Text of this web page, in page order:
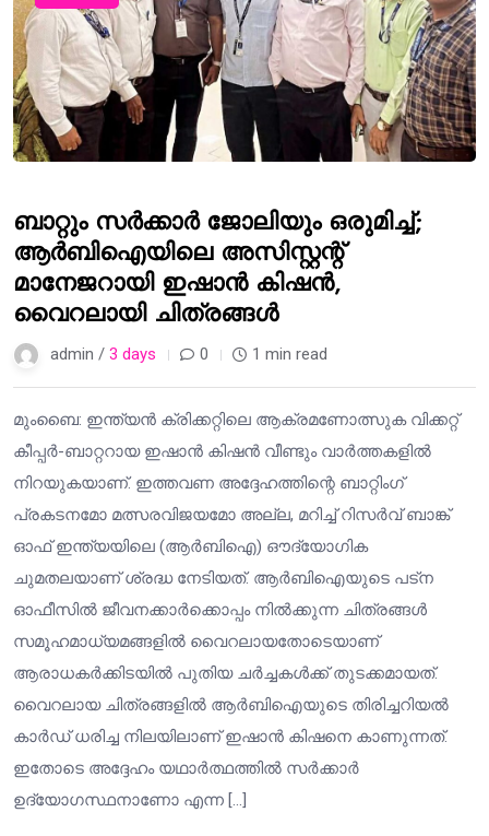
ബാറ്റും സർക്കാർ ജോലിയും ഒരുമിച്ച്;
ആർബിഐയിലെ അസിസ്റ്റന്റ്
മാനേജറായി ഇഷാൻ കിഷൻ,
വൈറലായി ചിത്രങ്ങൾ
admin / 3 days 0 1 min read
മുംബൈ: ഇന്ത്യൻ ക്രിക്കറ്റിലെ ആക്രമണോത്സുക വിക്കറ്റ്
കീപ്പർ-ബാറ്ററായ ഇഷാൻ കിഷൻ വീണ്ടും വാർത്തകളിൽ
നിറയുകയാണ്. ഇത്തവണ അദ്ദേഹത്തിന്റെ ബാറ്റിംഗ്
പ്രകടനമോ മത്സരവിജയമോ അല്ല, മറിച്ച് റിസർവ് ബാങ്ക്
ഓഫ് ഇന്ത്യയിലെ (ആർബിഐ) ഔദ്യോഗിക
ചുമതലയാണ് ശ്രദ്ധ നേടിയത്. ആർബിഐയുടെ പട്‌ന
ഓഫീസിൽ ജീവനക്കാർക്കൊപ്പം നിൽക്കുന്ന ചിത്രങ്ങൾ
സമൂഹമാധ്യമങ്ങളിൽ വൈറലായതോടെയാണ്
ആരാധകർക്കിടയിൽ പുതിയ ചർച്ചകൾക്ക് തുടക്കമായത്.
വൈറലായ ചിത്രങ്ങളിൽ ആർബിഐയുടെ തിരിച്ചറിയൽ
കാർഡ് ധരിച്ച നിലയിലാണ് ഇഷാൻ കിഷനെ കാണുന്നത്.
ഇതോടെ അദ്ദേഹം യഥാർത്ഥത്തിൽ സർക്കാർ
ഉദ്യോഗസ്ഥനാണോ എന്ന […]